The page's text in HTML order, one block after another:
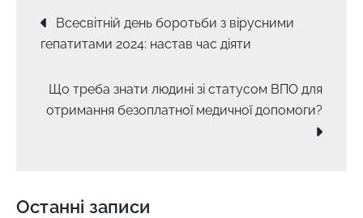
Навігація
Всесвітній день боротьби з вірусними
гепатитами 2024: настав час діяти
Що треба знати людині зі статусом ВПО для
отримання безоплатної медичної допомоги?
Останні записи